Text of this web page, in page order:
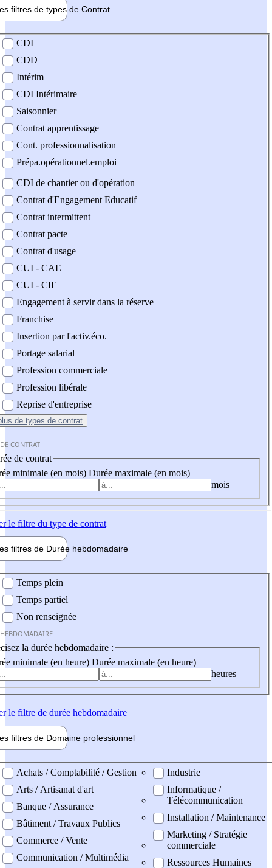
filtres de types de Contrat
contrat
CDI
CDD
Intérim
CDI Intérimaire
Saisonnier
Contrat apprentissage
Cont. professionnalisation
Prépa.opérationnel.emploi
CDI de chantier ou d'opération
Contrat d'Engagement Educatif
Contrat intermittent
Contrat pacte
Contrat d'usage
CUI - CAE
CUI - CIE
Engagement à servir dans la réserve
Franchise
Insertion par l'activ.éco.
Portage salarial
Profession commerciale
Profession libérale
Reprise d'entreprise
de types de contrat
CONTRAT
de contrat
minimale (en mois) Durée maximale (en mois)
mois
le filtre du type de contrat
filtres de Durée hebdomadaire
Temps plein
Temps partiel
Non renseignée
la durée hebdomadaire :
minimale (en heure) Durée maximale (en heure)
heures
le filtre de durée hebdomadaire
filtres de Domaine professionnel
professionel
Achats / Comptabilité / Gestion
Arts / Artisanat d'art
Banque / Assurance
Bâtiment / Travaux Publics
Commerce / Vente
Communication / Multimédia
Industrie
Informatique /
Télécommunication
Installation / Maintenance
Marketing / Stratégie
commerciale
Ressources Humaines